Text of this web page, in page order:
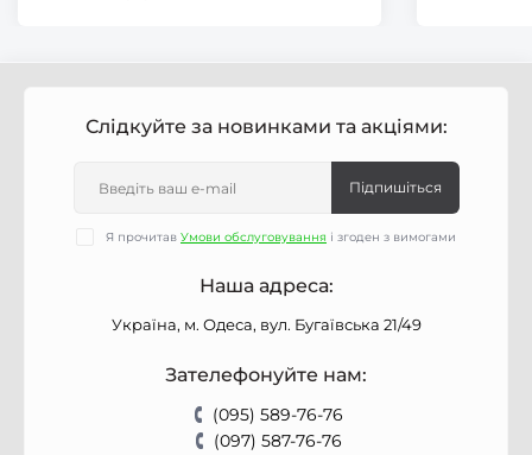
Слідкуйте за новинками та акціями:
Підпишіться
Я прочитав Умови обслуговування і згоден з вимогами
Наша адреса:
Україна, м. Одеса, вул. Бугаївська 21/49
Зателефонуйте нам:
(095) 589-76-76
(097) 587-76-76